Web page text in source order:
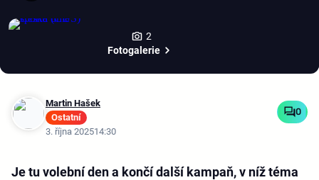
2
Fotogalerie
Martin Hašek
Ostatní
3. října 202514:30
0
Je tu volební den a končí další kampaň, v níž téma